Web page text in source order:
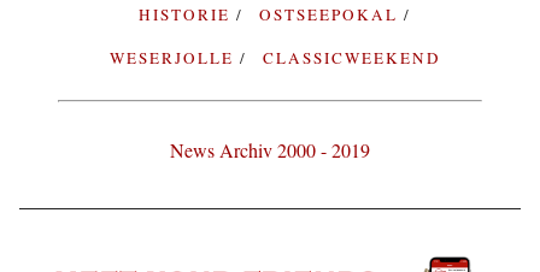
HISTORIE
OSTSEEPOKAL
WESERJOLLE
CLASSICWEEKEND
News Archiv 2000 - 2019